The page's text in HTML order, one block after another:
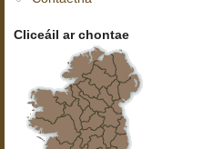
Cliceáil ar chontae